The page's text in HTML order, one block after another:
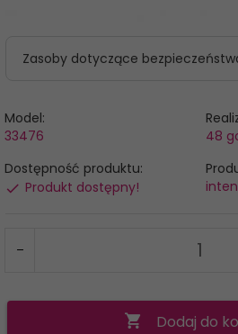
Zasoby dotyczące
Model:
33476
48
Dostępność produktu:
Produkt dostępny!
Dodaj do